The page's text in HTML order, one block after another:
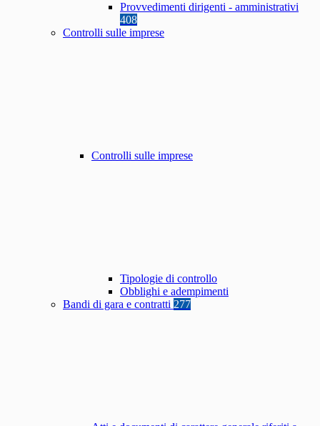
Provvedimenti dirigenti - amministrativi
408
Controlli sulle imprese
Controlli sulle imprese
Tipologie di controllo
Obblighi e adempimenti
Bandi di gara e contratti 277